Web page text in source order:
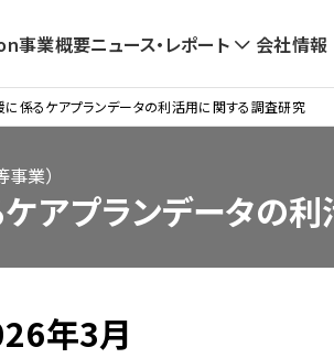
事業概要ニュース・レポート 会社情報
に係るケアプランデータの利活用に関する調査研究
アプランデータの
業）
年3月